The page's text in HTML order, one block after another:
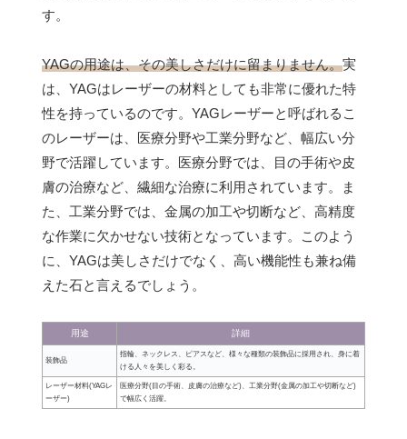
す。
YAGの用途は、その美しさだけに留まりません。実
は、YAGはレーザーの材料としても非常に優れた特
性を持っているのです。YAGレーザーと呼ばれるこ
のレーザーは、医療分野や工業分野など、幅広い分
野で活躍しています。医療分野では、目の手術や皮
膚の治療など、繊細な治療に利用されています。ま
た、工業分野では、金属の加工や切断など、高精度
な作業に欠かせない技術となっています。このよう
に、YAGは美しさだけでなく、高い機能性も兼ね備
えた石と言えるでしょう。
用途 詳細
装飾品
指輪、ネックレス、ピアスなど、様々な種類の装飾品に採用され、身に着
ける人々を美しく彩る。
レーザー材料(YAGレ
ーザー)
医療分野(目の手術、皮膚の治療など)、工業分野(金属の加工や切断など)
で幅広く活躍。